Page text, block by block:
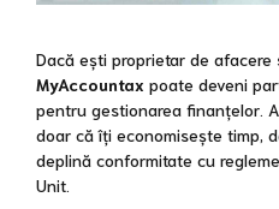
Dacă ești proprietar de afacere
MyAccountax poate deveni
pentru gestionarea finanțelor.
doar că îți economisește timp,
deplină conformitate cu
Unit.